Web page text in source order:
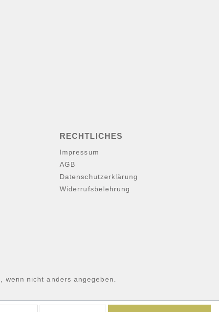
RECHTLICHES
Impressum
AGB
Datenschutzerklärung
Widerrufsbelehrung
wenn nicht anders angegeben.